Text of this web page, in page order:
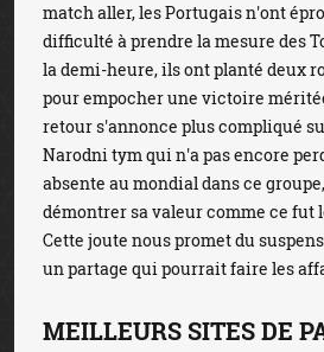
match aller, les Portugais n'ont
difficulté à prendre la mesure des
la demi-heure, ils ont planté deux
pour empocher une victoire
retour s'annonce plus compliqué
Narodni tym qui n'a pas encore
absente au mondial dans ce
démontrer sa valeur comme ce fut
Cette joute nous promet du
un partage qui pourrait faire les
MEILLEURS SITES DE